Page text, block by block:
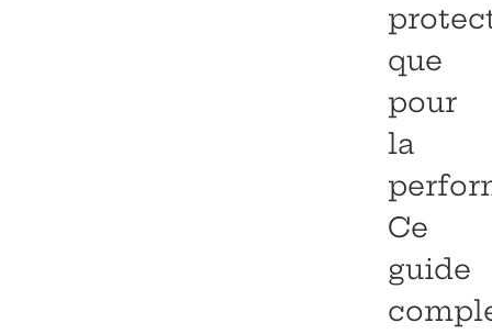
que
pour
la
Ce
guide